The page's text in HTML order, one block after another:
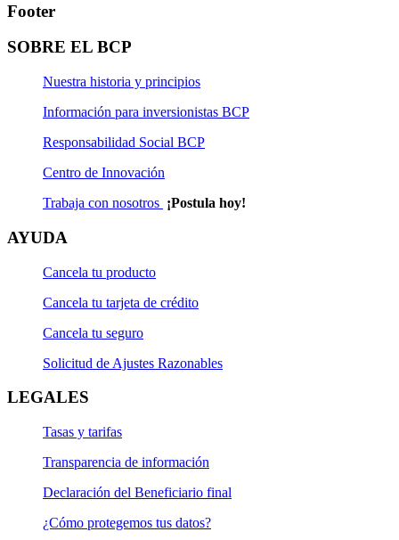
Footer
SOBRE EL BCP
Nuestra historia y principios
Información para inversionistas BCP
Responsabilidad Social BCP
Centro de Innovación
Trabaja con nosotros ¡Postula hoy!
AYUDA
Cancela tu producto
Cancela tu tarjeta de crédito
Cancela tu seguro
Solicitud de Ajustes Razonables
LEGALES
Tasas y tarifas
Transparencia de información
Declaración del Beneficiario final
¿Cómo protegemos tus datos?